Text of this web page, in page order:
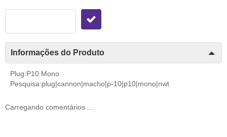
Informações do Produto
Plug:P10 Mono
Pesquisa:plug|cannon|macho|p-10|p10|mono|nwt
Carregando comentários ...